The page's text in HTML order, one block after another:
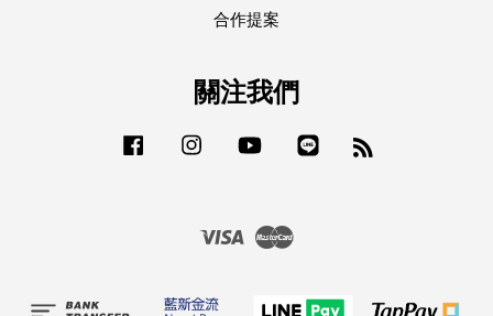
合作提案
關注我們
Facebook Instagram YouTube
Visa